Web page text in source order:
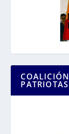
PATRIOTAS